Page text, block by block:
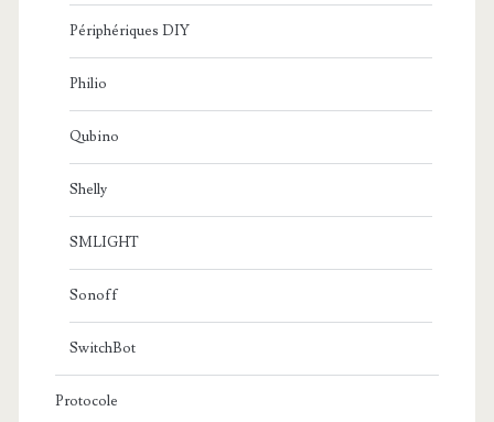
Périphériques DIY
Philio
Qubino
Shelly
SMLIGHT
Sonoff
SwitchBot
Protocole